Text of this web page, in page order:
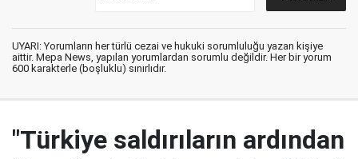
UYARI: Yorumların her türlü cezai ve hukuki sorumluluğu yazan kişiye
aittir. Mepa News, yapılan yorumlardan sorumlu değildir. Her bir yorum
600 karakterle (boşluklu) sınırlıdır.
"Türkiye saldırıların ardından